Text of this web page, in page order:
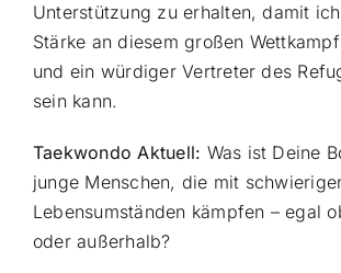
Unterstützung zu erhalten, damit
Stärke an diesem großen
und ein würdiger Vertreter des
sein kann.
Taekwondo Aktuell: Was ist Deine
junge Menschen, die mit
Lebensumständen kämpfen – egal
oder außerhalb?